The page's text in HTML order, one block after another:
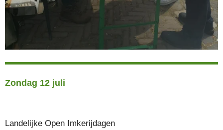
Zondag 12 juli
Landelijke Open Imkerijdagen